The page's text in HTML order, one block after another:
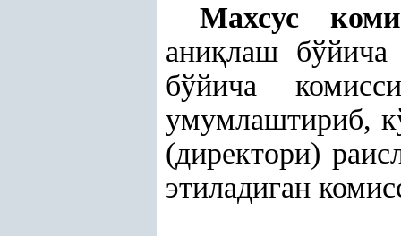
Махсус
аниқлаш
бўйича
умумлаштириб,
(директори)
этиладиган